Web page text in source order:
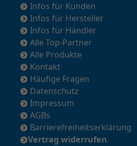
Infos für Kunden
Infos für Hersteller
Infos für Händler
Alle Top-Partner
Alle Produkte
Kontakt
Häufige Fragen
Datenschutz
Impressum
AGBs
Barrierefreiheitserklärung
Vertrag widerrufen